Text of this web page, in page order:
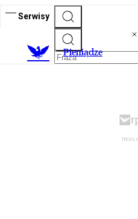
Serwisy
Pieniądze